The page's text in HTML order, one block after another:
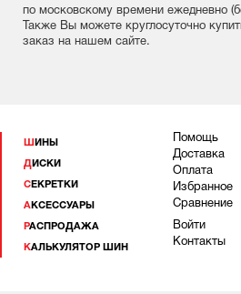
по московскому времени ежедневно
Также Вы можете круглосуточно
заказ на нашем сайте.
ШИНЫ
ДИСКИ
СЕКРЕТКИ
АКСЕССУАРЫ
РАСПРОДАЖА
КАЛЬКУЛЯТОР ШИН
Помощь
Доставка
Оплата
Избранное
Сравнение
Войти
Контакты